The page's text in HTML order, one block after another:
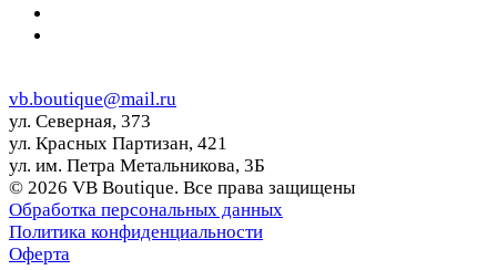
vb.boutique@mail.ru
ул. Северная, 373
ул. Красных Партизан, 421
ул. им. Петра Метальникова, 3Б
© 2026 VB Boutique. Все права защищены
Обработка персональных данных
Политика конфиденциальности
Оферта